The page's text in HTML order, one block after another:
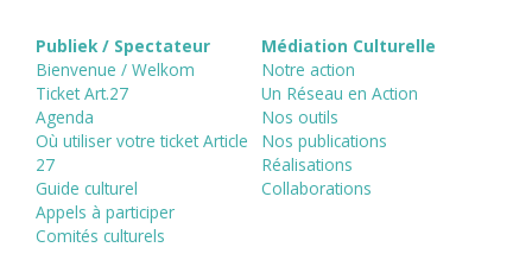
Publiek / Spectateur
Bienvenue / Welkom
Ticket Art.27
Agenda
Où utiliser votre ticket Article
27
Guide culturel
Appels à participer
Comités culturels
Médiation Culturelle
Notre action
Un Réseau en Action
Nos outils
Nos publications
Réalisations
Collaborations